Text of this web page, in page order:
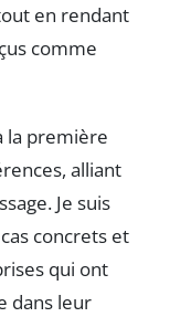
en rendant
comme
la première
alliant
Je suis
concrets et
qui ont
dans leur